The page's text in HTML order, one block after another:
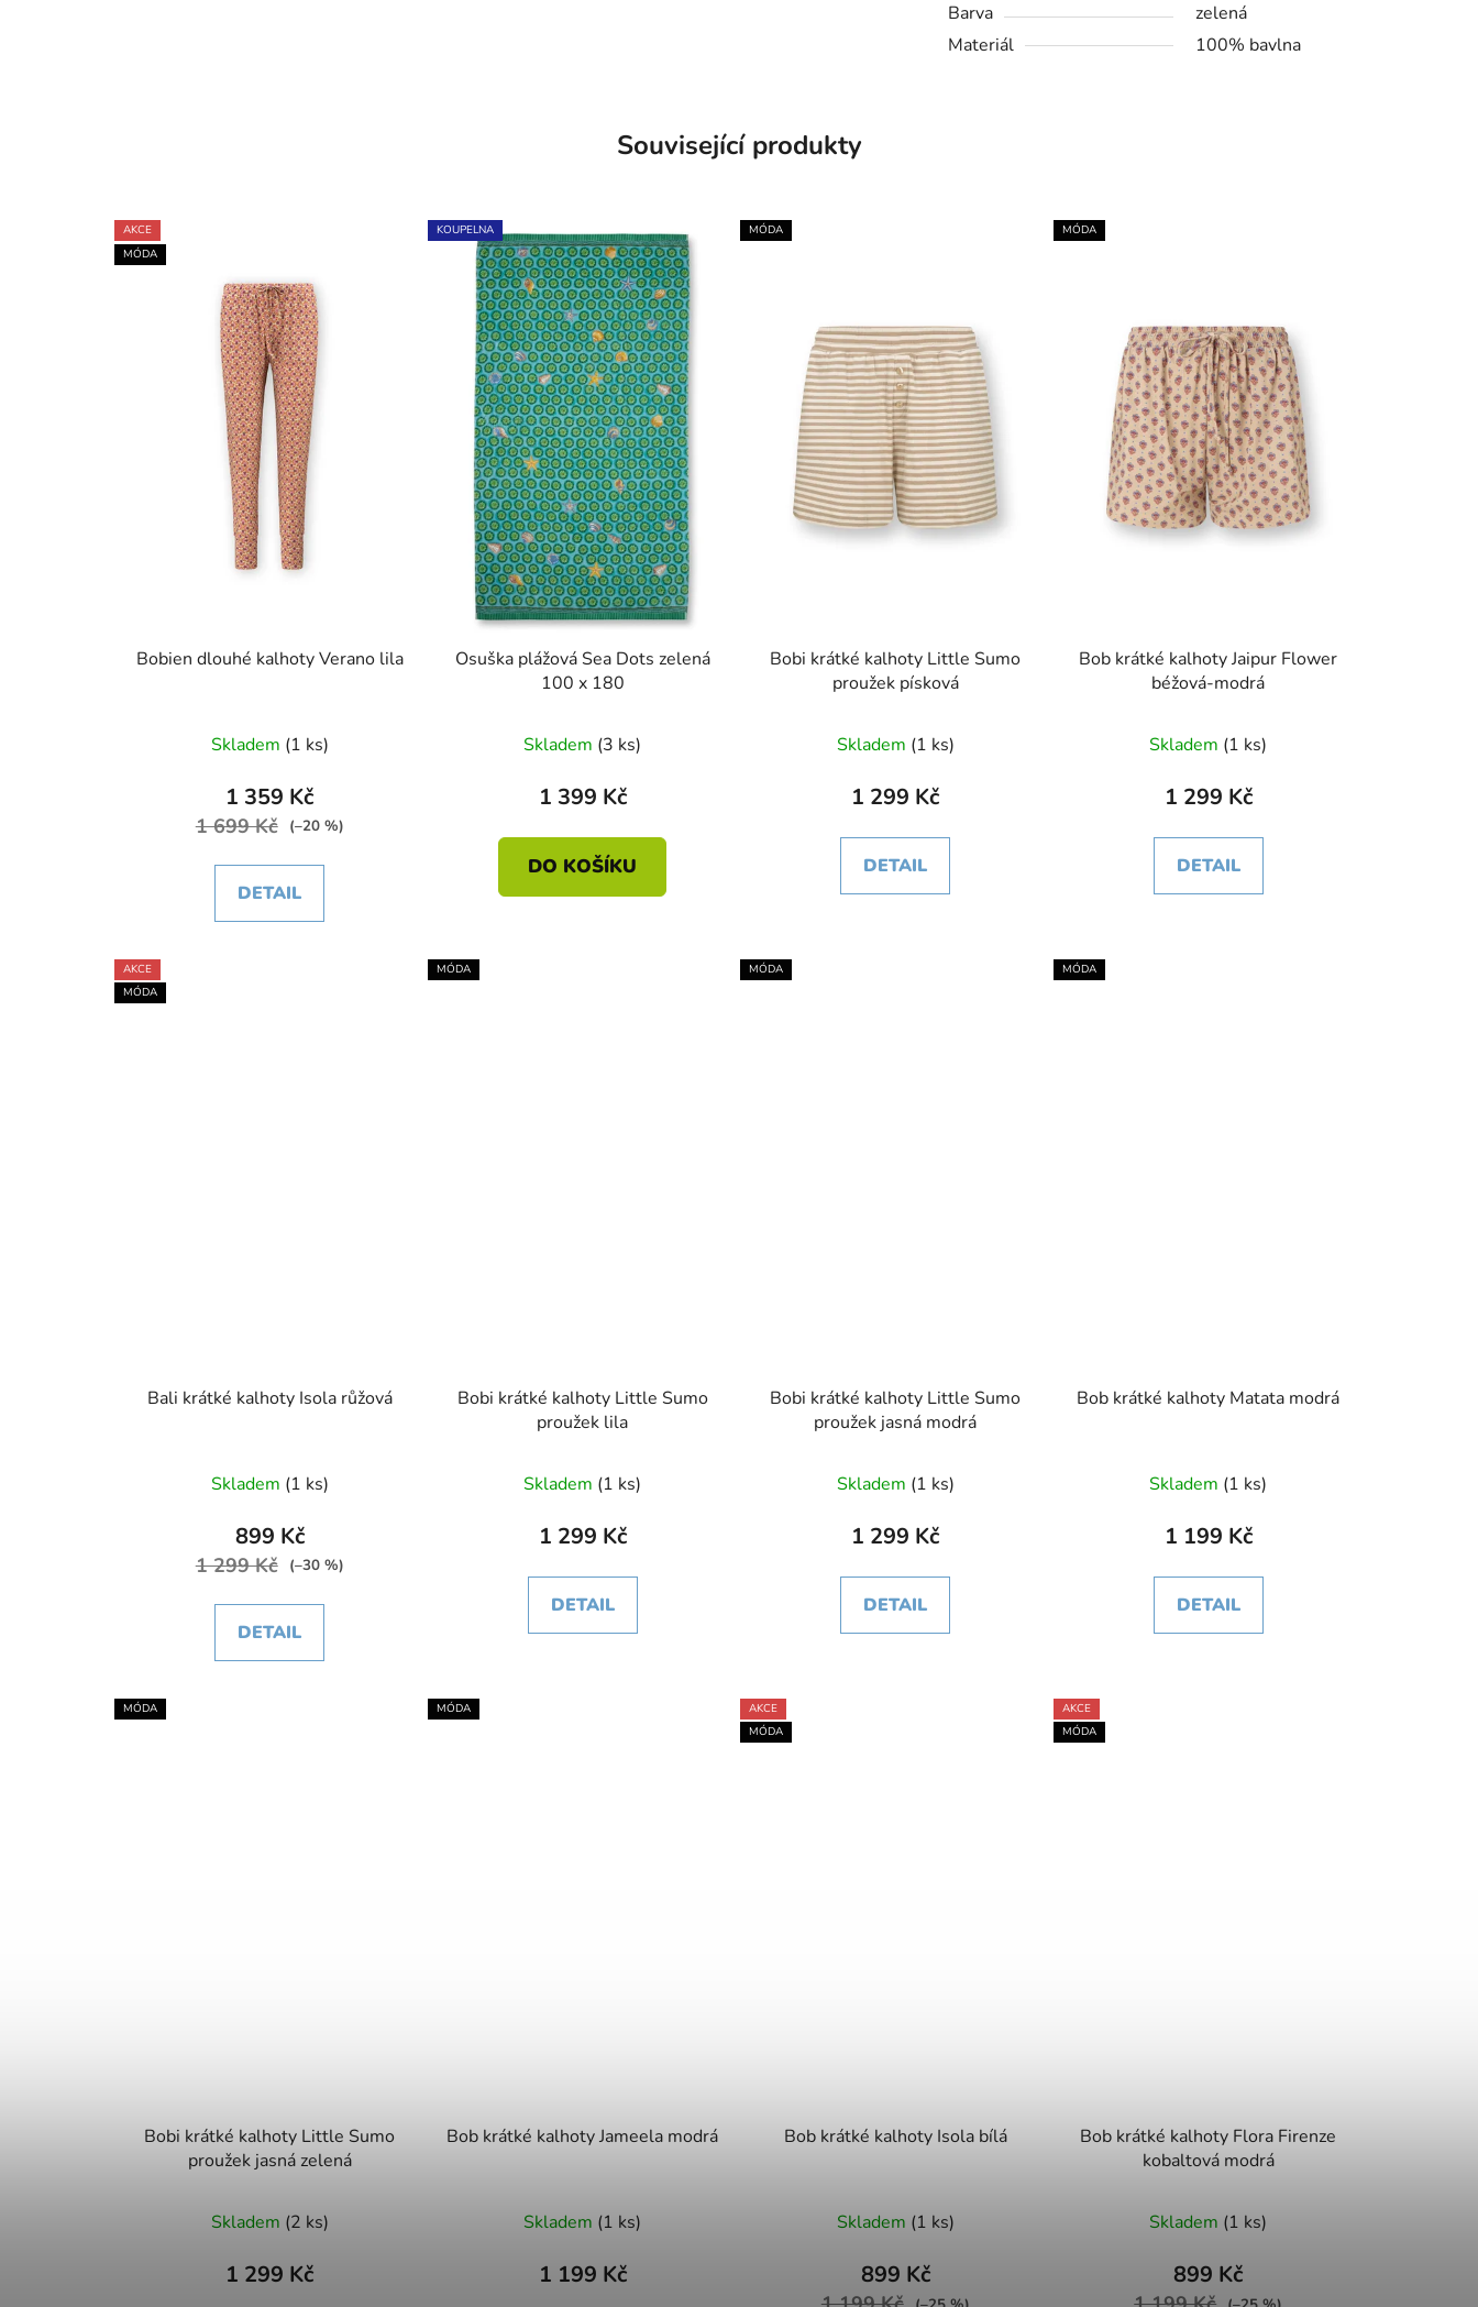
Barva
zelená
Materiál
100% bavlna
Související produkty
AKCE
MÓDA
Bobien dlouhé kalhoty Verano lila
Skladem (1 ks)
1 359 Kč
1 699 Kč (–20 %)
DETAIL
KOUPELNA
Osuška plážová Sea Dots zelená
100 x 180
Skladem (3 ks)
1 399 Kč
DO KOŠÍKU
MÓDA
Bobi krátké kalhoty Little Sumo
proužek písková
Skladem (1 ks)
1 299 Kč
DETAIL
MÓDA
Bob krátké kalhoty Jaipur Flower
béžová-modrá
Skladem (1 ks)
1 299 Kč
DETAIL
AKCE
MÓDA
Bali krátké kalhoty Isola růžová
Skladem (1 ks)
899 Kč
1 299 Kč (–30 %)
DETAIL
MÓDA
Bobi krátké kalhoty Little Sumo
proužek lila
Skladem (1 ks)
1 299 Kč
DETAIL
MÓDA
Bobi krátké kalhoty Little Sumo
proužek jasná modrá
Skladem (1 ks)
1 299 Kč
DETAIL
MÓDA
Bob krátké kalhoty Matata modrá
Skladem (1 ks)
1 199 Kč
DETAIL
MÓDA
Bobi krátké kalhoty Little Sumo
proužek jasná zelená
Skladem (2 ks)
1 299 Kč
MÓDA
Bob krátké kalhoty Jameela modrá
Skladem (1 ks)
1 199 Kč
AKCE
MÓDA
Bob krátké kalhoty Isola bílá
Skladem (1 ks)
899 Kč
AKCE
MÓDA
Bob krátké kalhoty Flora Firenze
kobaltová modrá
Skladem (1 ks)
899 Kč